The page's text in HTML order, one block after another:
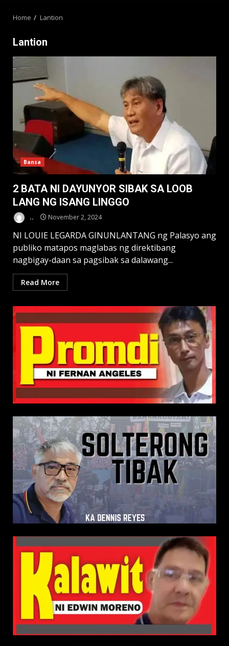
Home Lantion
Lantion
Bansa
2 BATA NI DAYUNYOR SIBAK SA LOOB
LANG NG ISANG LINGGO
.. November 2, 2024
NI LOUIE LEGARDA GINUNLANTANG ng Palasyo ang
publiko matapos maglabas ng direktibang
nagbigay-daan sa pagsibak sa dalawang...
Read More